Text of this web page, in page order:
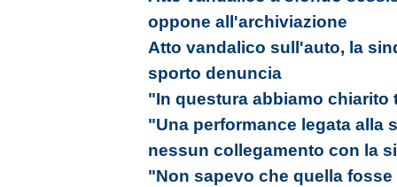
oppone all'archiviazione
Atto vandalico sull'auto, la
sporto denuncia
"In questura abbiamo chiarito
"Una performance legata alla
nessun collegamento con la
"Non sapevo che quella